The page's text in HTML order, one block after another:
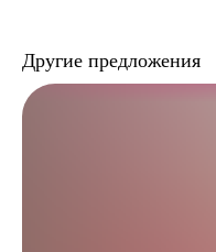
Другие предложения